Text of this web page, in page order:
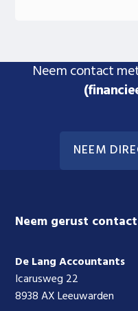
Neem contact
NEEM
Footer
Neem gerust
De Lang Accountants
Icarusweg 22
8938 AX Leeuwarden